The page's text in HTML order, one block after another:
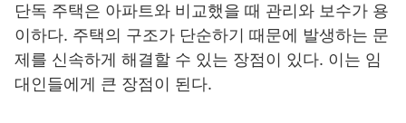
단독 주택은 아파트와 비교했을 때 관리와 보수가 용
이하다. 주택의 구조가 단순하기 때문에 발생하는 문
제를 신속하게 해결할 수 있는 장점이 있다. 이는 임
대인들에게 큰 장점이 된다.